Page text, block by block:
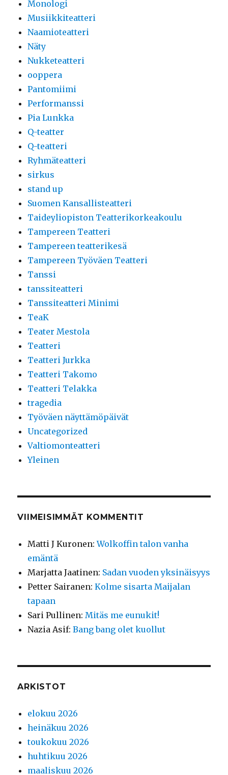
Monologi
Musiikkiteatteri
Naamioteatteri
Näty
Nukketeatteri
ooppera
Pantomiimi
Performanssi
Pia Lunkka
Q-teatter
Q-teatteri
Ryhmäteatteri
sirkus
stand up
Suomen Kansallisteatteri
Taideyliopiston Teatterikorkeakoulu
Tampereen Teatteri
Tampereen teatterikesä
Tampereen Työväen Teatteri
Tanssi
tanssiteatteri
Tanssiteatteri Minimi
TeaK
Teater Mestola
Teatteri
Teatteri Jurkka
Teatteri Takomo
Teatteri Telakka
tragedia
Työväen näyttämöpäivät
Uncategorized
Valtiomonteatteri
Yleinen
VIIMEISIMMÄT KOMMENTIT
Matti J Kuronen:Wolkoffin talon vanha
emäntä
Marjatta Jaatinen: Sadan vuoden yksinäisyys
Petter Sairanen:Kolme sisarta Maijalan
tapaan
Sari Pullinen: Mitäs me eunukit!
Nazia Asif:Bang bang olet kuollut
ARKISTOT
elokuu 2026
heinäkuu 2026
toukokuu 2026
huhtikuu 2026
maaliskuu 2026